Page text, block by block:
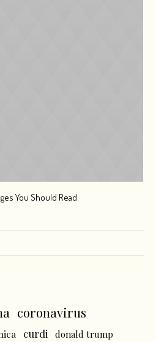
You Should Read
coronavirus
curdi donald trump